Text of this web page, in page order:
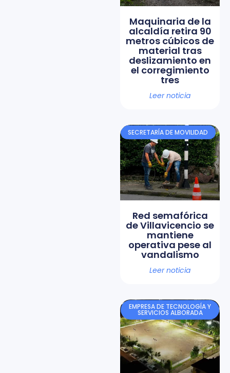
Maquinaria de la
alcaldía retira 90
metros cúbicos de
material tras
deslizamiento en
el corregimiento
tres
Leer noticia
SECRETARÍA DE MOVILIDAD
Red semafórica
de Villavicencio se
mantiene
operativa pese al
vandalismo
Leer noticia
EMPRESA DE TECNOLOGÍA Y
SERVICIOS ALBORADA